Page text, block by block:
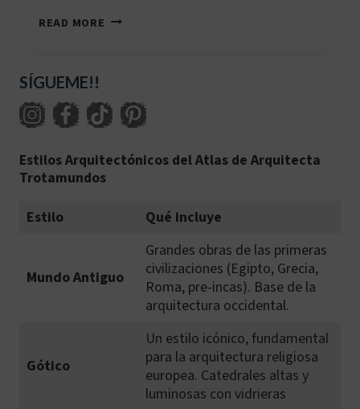
READ MORE PE-
CATALINA
SÍGUEME!!
Estilos Arquitectónicos del Atlas de Arquitecta
Trotamundos
Estilo
Qué incluye
Mundo Antiguo
Grandes obras de las primeras
civilizaciones (Egipto, Grecia,
Roma, pre-incas). Base de la
arquitectura occidental.
Gótico
Un estilo icónico, fundamental
para la arquitectura religiosa
europea. Catedrales altas y
luminosas con vidrieras